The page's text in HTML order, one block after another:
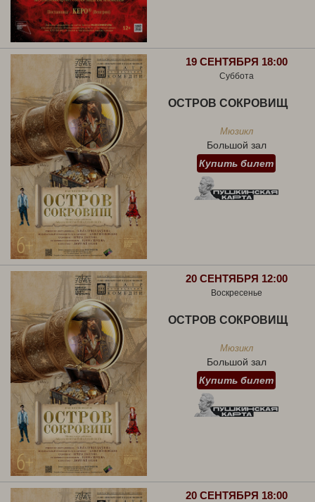
19 СЕНТЯБРЯ 18:00
Суббота
ОСТРОВ СОКРОВИЩ
Мюзикл
Большой зал
Купить билет
20 СЕНТЯБРЯ 12:00
Воскресенье
ОСТРОВ СОКРОВИЩ
Мюзикл
Большой зал
Купить билет
20 СЕНТЯБРЯ 18:00